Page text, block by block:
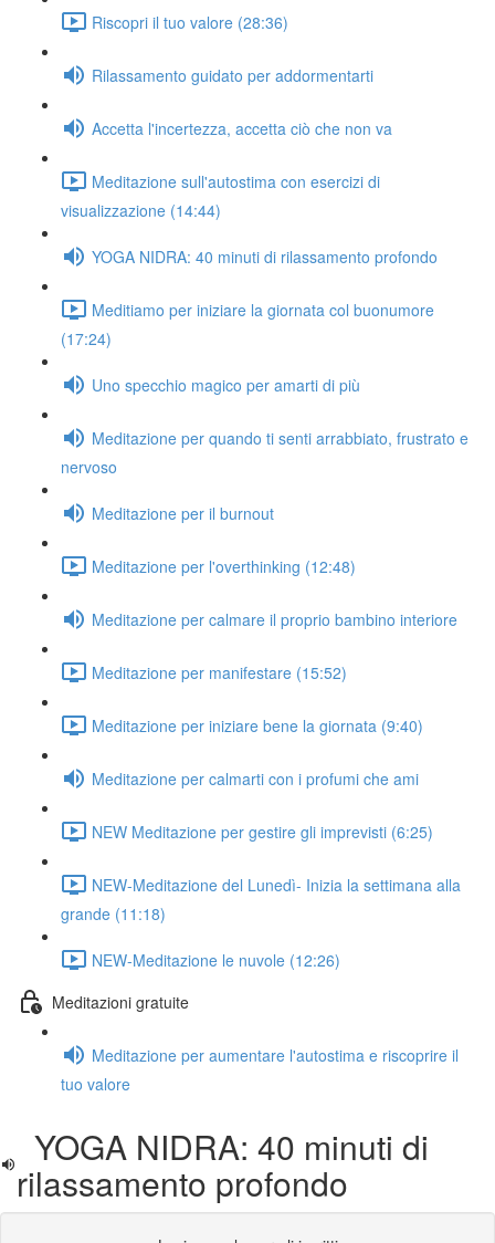
Riscopri il tuo valore (28:36)
Rilassamento guidato per addormentarti
Accetta l'incertezza, accetta ciò che non va
Meditazione sull'autostima con esercizi di
visualizzazione (14:44)
YOGA NIDRA: 40 minuti di rilassamento profondo
Meditiamo per iniziare la giornata col buonumore
(17:24)
Uno specchio magico per amarti di più
Meditazione per quando ti senti arrabbiato, frustrato e
nervoso
Meditazione per il burnout
Meditazione per l'overthinking (12:48)
Meditazione per calmare il proprio bambino interiore
Meditazione per manifestare (15:52)
Meditazione per iniziare bene la giornata (9:40)
Meditazione per calmarti con i profumi che ami
NEW Meditazione per gestire gli imprevisti (6:25)
NEW-Meditazione del Lunedì- Inizia la settimana alla
grande (11:18)
NEW-Meditazione le nuvole (12:26)
Meditazioni gratuite
Meditazione per aumentare l'autostima e riscoprire il
tuo valore
YOGA NIDRA: 40 minuti di
rilassamento profondo